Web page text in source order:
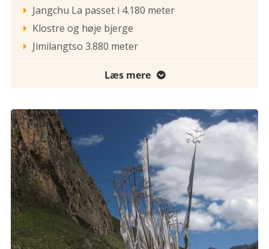
 Jangchu La passet i 4.180 meter
 Klostre og høje bjerge
 Jimilangtso 3.880 meter
Læs mere 